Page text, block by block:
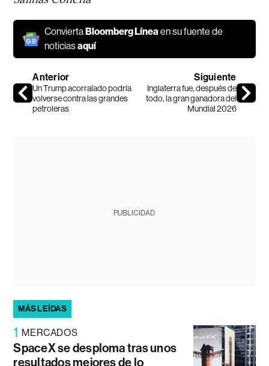
ConviertaBloomberg Líneaen su fuente de
noticiasaquí
Anterior
Un Trump acorralado podría
volverse contra las grandes
petroleras
Siguiente
Inglaterra fue, después de
todo, la gran ganadora del
Mundial 2026
PUBLICIDAD
MÁS LEÍDAS
1 MERCADOS
SpaceX se desploma tras unos
resultados mejores de lo